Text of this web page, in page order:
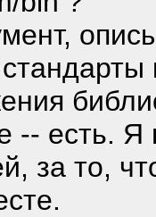
-- есть. Я
за то,